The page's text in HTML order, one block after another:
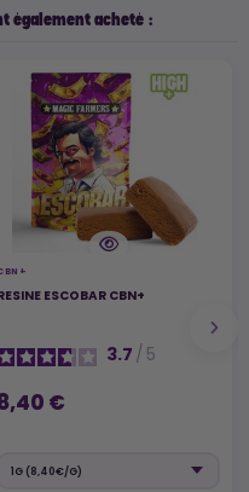
également acheté :
ESCOBAR CBN+
3.7 / 5
€